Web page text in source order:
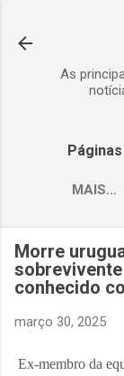
As
Páginas
MAIS…
Morre
conhecido
março 30, 2025
Ex-membro da